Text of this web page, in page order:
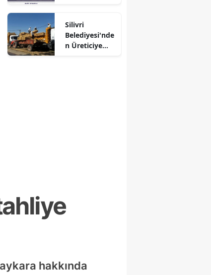
Silivri
Belediyesi'nde
n Üreticiye
hakkında